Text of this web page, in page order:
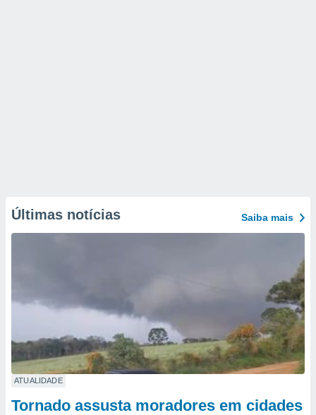
Últimas notícias Saiba mais
ATUALIDADE
Tornado assusta moradores em cidades